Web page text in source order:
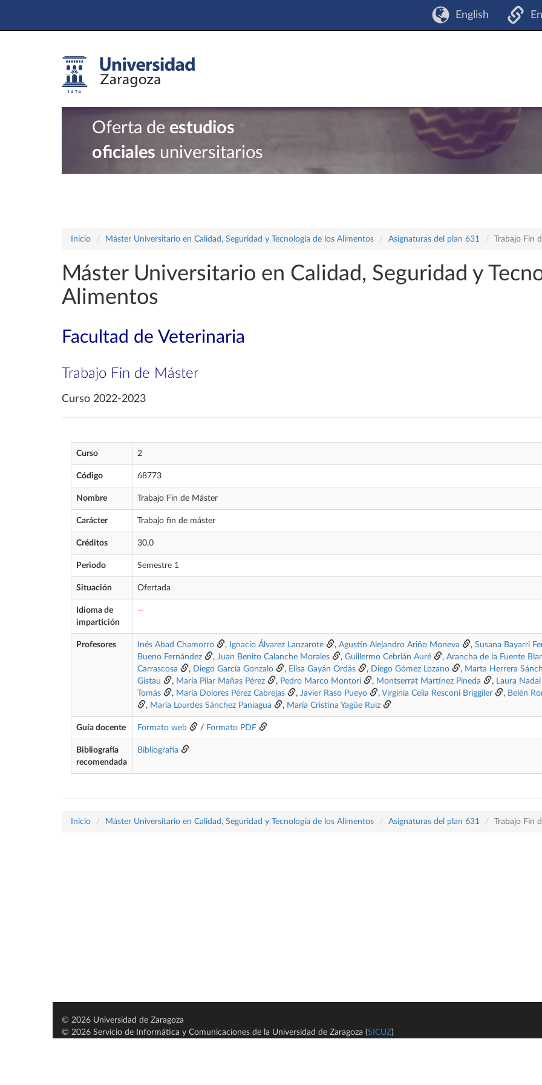
English
Oferta de estudios
oficiales universitarios
Inicio Máster Universitario en Calidad, Seguridad y Tecnología de los Alimentos Asignaturas del plan 631 Trabajo Fin
Máster Universitario en Calidad, Seguridad y
Alimentos
Facultad de Veterinaria
Trabajo Fin de Máster
Curso 2022-2023
Curso 2
Código 68773
Nombre Trabajo Fin de Máster
Carácter Trabajo fin de máster
Créditos 30,0
Periodo Semestre 1
Situación Ofertada
Idioma de
impartición
—
Profesores Inés Abad Chamorro , Ignacio Álvarez Lanzarote , Agustín Alejandro Ariño Moneva , Susana Bayarri
Bueno Fernández
, Juan Benito Calanche Morales , Guillermo Cebrián Auré , Arancha de la Fuente
Carrascosa
, Diego García Gonzalo , Elisa Gayán Ordás , Diego Gómez Lozano , Marta Herrera
Gistau
, María Pilar Mañas Pérez , Pedro Marco Montori , Montserrat Martínez Pineda , Laura
Tomás
, María Dolores Pérez Cabrejas , Javier Raso Pueyo , Virginia Celia Resconi Briggiler , Belén
, María Lourdes Sánchez Paniagua , María Cristina Yagüe Ruiz
Guía docente Formato web / Formato PDF
Bibliografía
recomendada
Bibliografía
Inicio Máster Universitario en Calidad, Seguridad y Tecnología de los Alimentos Asignaturas del plan 631 Trabajo Fin
© 2026 Universidad de Zaragoza
© 2026 Servicio de Informática y Comunicaciones de la Universidad de Zaragoza (SICUZ)